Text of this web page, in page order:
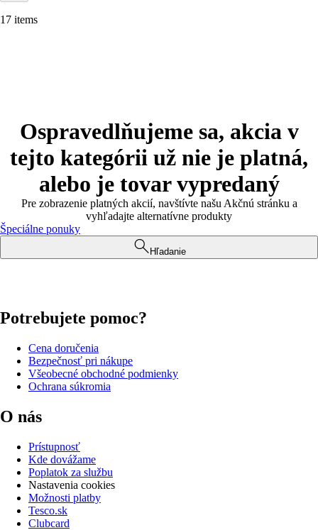
17 items
Ospravedlňujeme sa, akcia v
tejto kategórii už nie je platná,
alebo je tovar vypredaný
Pre zobrazenie platných akcií, navštívte našu Akčnú stránku a
vyhľadajte alternatívne produkty
Špeciálne ponuky
Hľadanie
Potrebujete pomoc?
Cena doručenia
Bezpečnosť pri nákupe
Všeobecné obchodné podmienky
Ochrana súkromia
O nás
Prístupnosť
Kde dovážame
Poplatok za službu
Nastavenia cookies
Možnosti platby
Tesco.sk
Clubcard